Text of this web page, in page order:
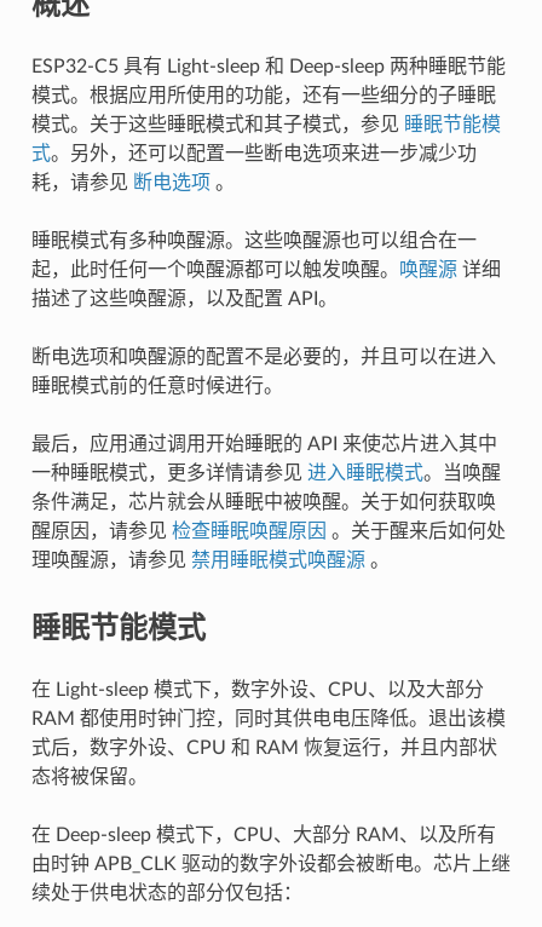
ESP32-C5 具有 Light-sleep 和 Deep-sleep 两种睡眠节能
模式。根据应用所使用的功能，还有一些细分的子睡眠
模式。关于这些睡眠模式和其子模式，参见 睡眠节能模
式。另外，还可以配置一些断电选项来进一步减少功
耗，请参见 断电选项 。
睡眠模式有多种唤醒源。这些唤醒源也可以组合在一
起，此时任何一个唤醒源都可以触发唤醒。
唤醒源 详细
描述了这些唤醒源，以及配置 API。
断电选项和唤醒源的配置不是必要的，并且可以在进入
睡眠模式前的任意时候进行。
最后，应用通过调用开始睡眠的 API 来使芯片进入其中
一种睡眠模式，更多详情请参见 进入睡眠模式。当唤醒
条件满足，芯片就会从睡眠中被唤醒。关于如何获取唤
醒原因，请参见 检查睡眠唤醒原因 。关于醒来后如何处
理唤醒源，请参见 禁用睡眠模式唤醒源 。
睡眠节能模式
在 Light-sleep 模式下，数字外设、CPU、以及大部分
RAM 都使用时钟门控，同时其供电电压降低。退出该模
式后，数字外设、CPU 和 RAM 恢复运行，并且内部状
态将被保留。
在 Deep-sleep 模式下，CPU、大部分 RAM、以及所有
由时钟 APB_CLK 驱动的数字外设都会被断电。芯片上继
续处于供电状态的部分仅包括：